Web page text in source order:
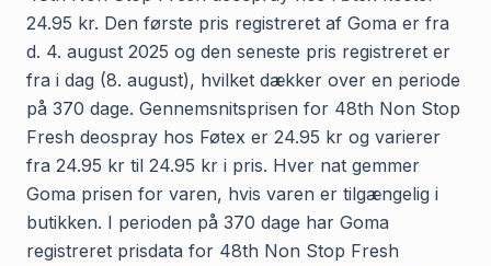
24.95 kr. Den første pris registreret af Goma er fra
d. 4. august 2025 og den seneste pris registreret er
fra i dag (8. august), hvilket dækker over en periode
på 370 dage. Gennemsnitsprisen for 48th Non Stop
Fresh deospray hos Føtex er 24.95 kr og varierer
fra 24.95 kr til 24.95 kr i pris. Hver nat gemmer
Goma prisen for varen, hvis varen er tilgængelig i
butikken. I perioden på 370 dage har Goma
registreret prisdata for 48th Non Stop Fresh